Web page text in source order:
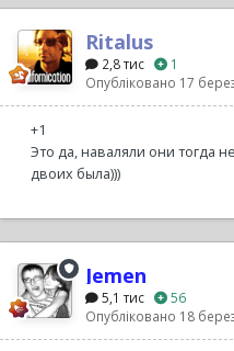
Ritalus
2,8 тис
1
Опубліковано 17
+1
Это да, наваляли они тогда
двоих была)))
Jemen
5,1 тис
56
Опубліковано 18